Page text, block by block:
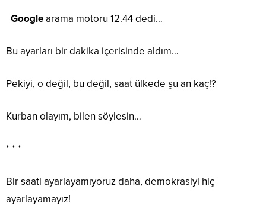
Googlearama motoru 12.44 dedi…
Bu ayarları bir dakika içerisinde aldım…
Pekiyi, o değil, bu değil, saat ülkede şu an kaç!?
Kurban olayım, bilen söylesin…
* * *
Bir saati ayarlayamıyoruz daha, demokrasiyi hiç
ayarlayamayız!